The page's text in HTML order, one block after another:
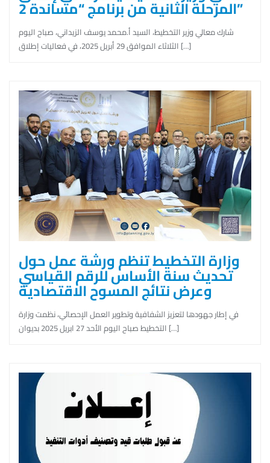
المرحلة الثانية من برنامج “مساندة 2”
شارك معالي وزير التخطيط، السيد أ.محمد يوسف الزيداني، صباح اليوم
الثلاثاء الموافق 29 أبريل 2025، في فعاليات إطلاق […]
وزارة التخطيط تنظم ورشة عمل حول
تحديث سنة الأساس للرقم القياسي
وعرض نتائج المسوح الاقتصادية
في إطار جهودها لتعزيز الشفافية وتطوير العمل الإحصائي، نظمت وزارة
التخطيط صباح اليوم الأحد 27 ابريل 2025 بديوان […]